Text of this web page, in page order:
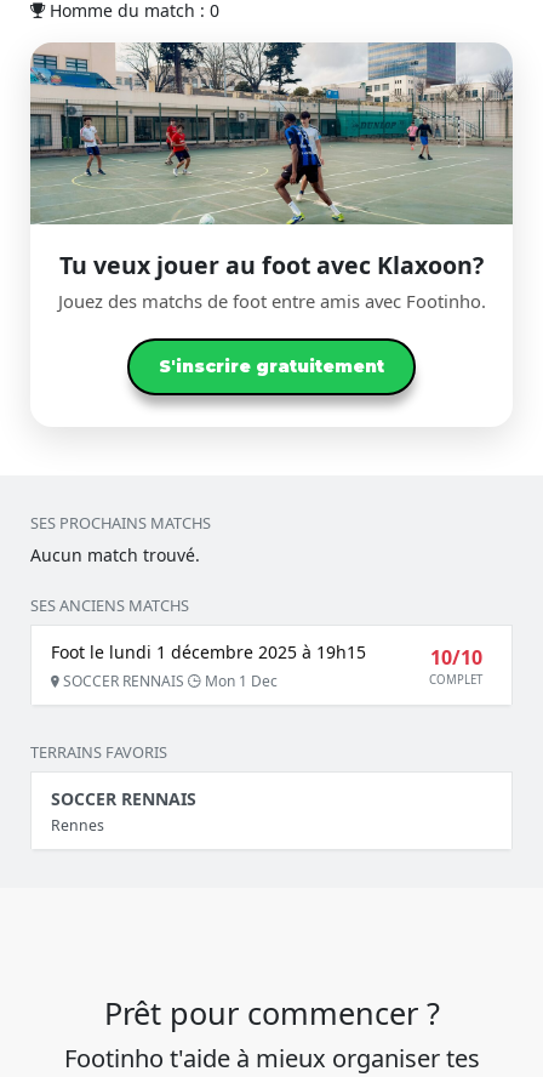
Homme du match : 0
Tu veux jouer au foot avec Klaxoon?
Jouez des matchs de foot entre amis avec Footinho.
S'inscrire gratuitement
SES PROCHAINS MATCHS
Aucun match trouvé.
SES ANCIENS MATCHS
Foot le lundi 1 décembre 2025 à 19h15
SOCCER RENNAIS Mon 1 Dec
10/10
COMPLET
TERRAINS FAVORIS
SOCCER RENNAIS
Rennes
Prêt pour commencer ?
Footinho t'aide à mieux organiser tes